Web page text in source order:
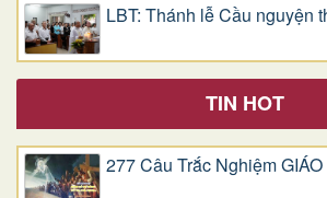
LBT: Thánh lễ Cầu nguyện
TIN HOT
277 Câu Trắc Nghiệm